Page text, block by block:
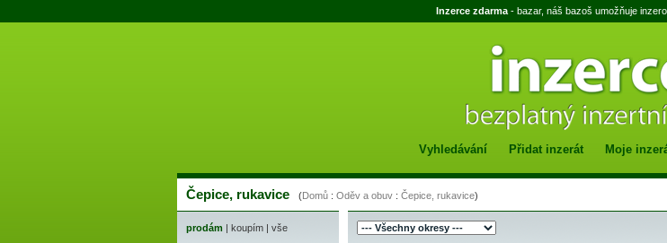
Inzerce zdarma - bazar, náš bazoš umožňuje
Vyhledávání Přidat inzerát Moje
Čepice, rukavice (Domů : Oděv a obuv : Čepice, rukavice)
prodám | koupím | vše